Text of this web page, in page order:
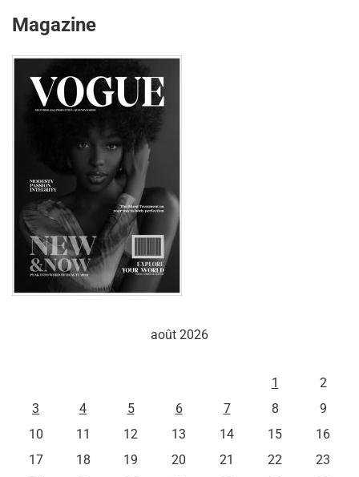
Magazine
août 2026
1
2
3
4 5 6 7 8
9
10
11 12 13 14 15
16
17
18 19 20 21 22
23